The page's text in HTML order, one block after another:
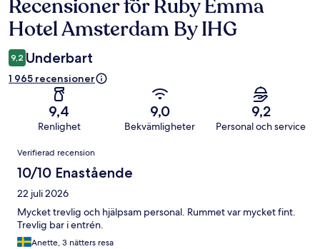
Recensioner
Recensioner för Ruby Emma
Hotel Amsterdam By IHG
9,2 Underbart
1 965 recensioner
9,4
Renlighet
9,0
Bekvämligheter
9,2
Personal och service
Recensioner
Verifierad recension
10/10 Enastående
22 juli 2026
Mycket trevlig och hjälpsam personal. Rummet var mycket fint.
Trevlig bar i entrén.
Anette, 3 nätters resa